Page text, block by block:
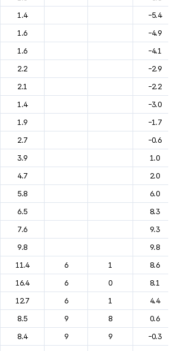
1.4
-5.4
1.6
-4.9
1.6
-4.1
2.2
-2.9
2.1
-2.2
1.4
-3.0
1.9
-1.7
2.7
-0.6
3.9
1.0
4.7
2.0
5.8
6.0
6.5
8.3
7.6
9.3
9.8
9.8
11.4 6 1
8.6
16.4 6 0
8.1
12.7 6 1
4.4
8.5 9 8
0.6
8.4 9 9
-0.3